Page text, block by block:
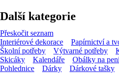
Další kategorie
Přeskočit seznam
Interiérové dekorace
Papírnictví a
Školní potřeby
Výtvarné potřeby
Skicáky
Kalendáře Obálky na
Pohlednice
Dárky Dárkové tašky